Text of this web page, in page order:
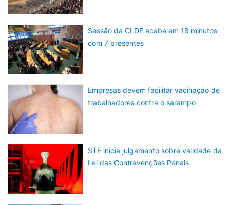
Sessão da CLDF acaba em 18 minutos
com 7 presentes
Empresas devem facilitar vacinação de
trabalhadores contra o sarampo
STF inicia julgamento sobre validade da
Lei das Contravenções Penais